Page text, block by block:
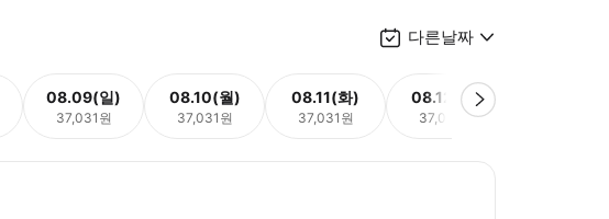
다른날짜
08.09(일)
37,031원
08.10(월)
37,031원
08.11(화)
37,031원
08.12(수)
37,031원